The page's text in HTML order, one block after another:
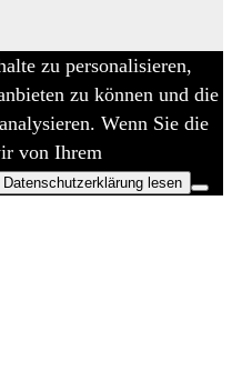
zu personalisieren,
zu können und die
Wenn Sie die
von Ihrem
Datenschutzerklärung lesen